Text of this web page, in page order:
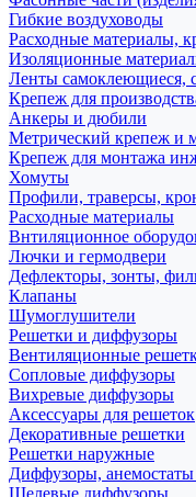
Гибкие воздуховоды
Расходные материалы,
Изоляционные
Ленты самоклеющиеся,
Крепеж для
Анкеры и дюбили
Метрический крепеж и
Крепеж для монтажа
Хомуты
Профили, траверсы,
Расходные материалы
Внтиляционное
Лючки и гермодвери
Дефлекторы, зонты,
Клапаны
Шумоглушители
Решетки и диффузоры
Вентиляционные
Сопловые диффузоры
Вихревые диффузоры
Аксессуары для решеток
Декоративные решетки
Решетки наружные
Диффузоры, анемостаты
Щелевые диффузоры